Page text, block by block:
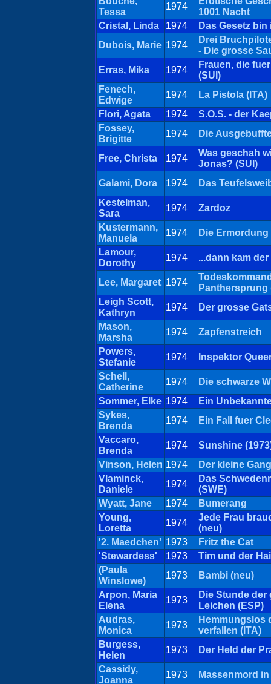
Tessa
1974
1001 Nacht
Cristal, Linda
1974
Das Gesetz bin
Dubois, Marie 1974
Drei
- Die grosse
Erras, Mika
1974
Frauen, die
(SUI)
Fenech,
Edwige
1974
La Pistola (ITA)
Flori, Agata
1974
S.O.S. - der
Fossey,
Brigitte
1974 Die
Free, Christa 1974
Was geschah
Jonas? (SUI)
Galami, Dora
1974
Das
Kestelman,
Sara
1974
Zardoz
Kustermann,
Manuela
1974
Die Ermordung
Lamour,
Dorothy
1974 ...dann kam
Lee, Margaret 1974
Panthersprung
Leigh Scott,
Kathryn
1974
Der grosse
Mason,
Marsha
1974
Zapfenstreich
Powers,
Stefanie
1974
Inspektor
Schell,
Catherine
1974
Die schwarze
Sommer, Elke 1974
Ein
Sykes,
Brenda
1974
Ein Fall fuer
Vaccaro,
Brenda
1974
Sunshine
Vinson, Helen 1974
Der kleine
Vlaminck,
Daniele
1974
Das
(SWE)
Wyatt, Jane
1974
Bumerang
Young,
Loretta
1974
Jede Frau
(neu)
'2. Maedchen' 1973
Fritz the Cat
'Stewardess'
1973
Tim und der
(Paula
Winslowe)
1973
Bambi (neu)
Arpon, Maria
Elena
1973
Die Stunde der
Leichen (ESP)
Audras,
Monica
1973
Hemmungslos
verfallen (ITA)
Burgess,
Helen
1973
Der Held der
Cassidy,
Joanna
1973 Massenmord